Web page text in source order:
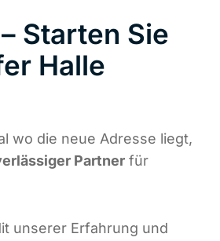
Starten Sie
Halle
wo die neue Adresse liegt,
Partner für
unserer Erfahrung und